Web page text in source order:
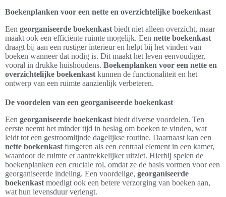
Boekenplanken voor een nette en overzichtelijke boekenkast
Een georganiseerde boekenkast biedt niet alleen overzicht, maar
maakt ook een efficiënte ruimte mogelijk. Een nette boekenkast
draagt bij aan een rustiger interieur en helpt bij het vinden van
boeken wanneer dat nodig is. Dit maakt het leven eenvoudiger,
vooral in drukke huishoudens. Boekenplanken voor een nette en
overzichtelijke boekenkast kunnen de functionaliteit en het
ontwerp van een ruimte aanzienlijk verbeteren.
De voordelen van een georganiseerde boekenkast
Een georganiseerde boekenkast biedt diverse voordelen. Ten
eerste neemt het minder tijd in beslag om boeken te vinden, wat
leidt tot een gestroomlijnde dagelijkse routine. Daarnaast kan een
nette boekenkast fungeren als een centraal element in een kamer,
waardoor de ruimte er aantrekkelijker uitziet. Hierbij spelen de
boekenplanken een cruciale rol, omdat ze de basis vormen voor een
georganiseerde indeling. Een voordelige, georganiseerde
boekenkast moedigt ook een betere verzorging van boeken aan,
wat hun levensduur verlengt.